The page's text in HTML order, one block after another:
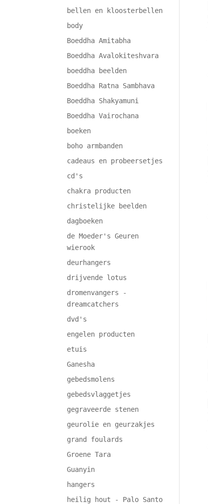
bellen en kloosterbellen
body
Boeddha Amitabha
Boeddha Avalokiteshvara
boeddha beelden
Boeddha Ratna Sambhava
Boeddha Shakyamuni
Boeddha Vairochana
boeken
boho armbanden
cadeaus en probeersetjes
cd's
chakra producten
christelijke beelden
dagboeken
de Moeder's Geuren
wierook
deurhangers
drijvende lotus
dromenvangers -
dreamcatchers
dvd's
engelen producten
etuis
Ganesha
gebedsmolens
gebedsvlaggetjes
gegraveerde stenen
geurolie en geurzakjes
grand foulards
Groene Tara
Guanyin
hangers
heilig hout - Palo Santo